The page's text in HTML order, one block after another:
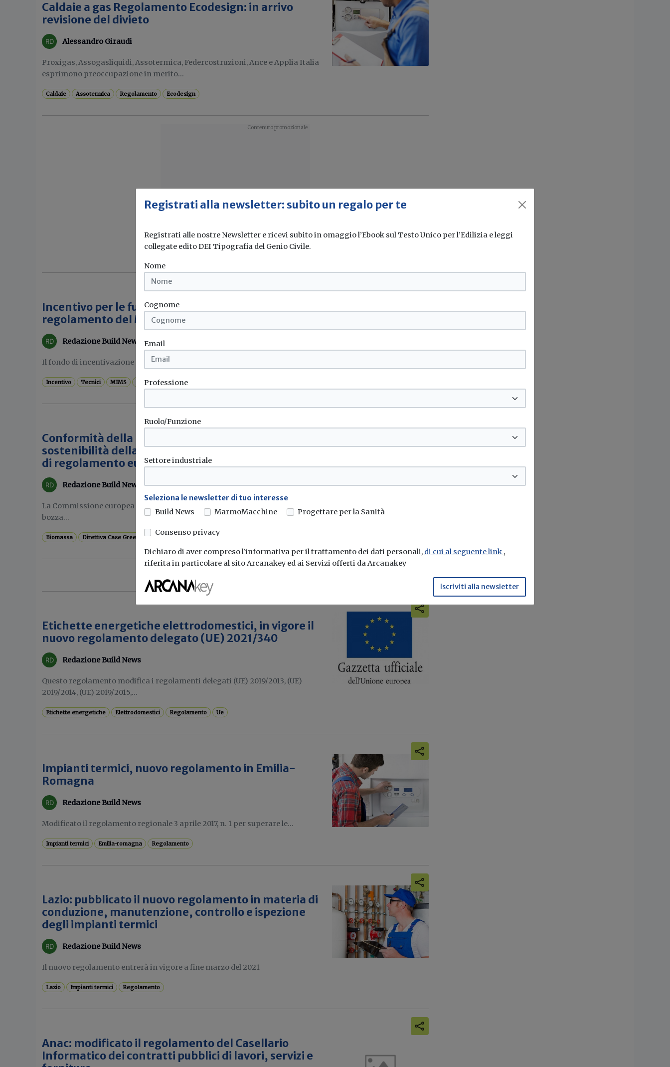
Caldaie a gas Regolamento Ecodesign: in arrivo
revisione del divieto
Alessandro Giraudi
Proxigas, Assogasliquidi, Assotermica, Federcostruzioni, Ance e Applia Italia
esprimono preoccupazione in merito...
Caldaie Assotermica Regolamento Ecodesign
Incentivo per le funzioni tecniche, in Gazzetta il
regolamento del MIMS
Redazione Build News
Il fondo di incentivazione per le funzioni tecniche è costituito da una...
Incentivo Tecnici MIMS Regolamento ...
Conformità della biomassa forestale ai criteri di
sostenibilità della direttiva 2018/2001/UE: la bozza
di regolamento europeo
Redazione Build News
La Commissione europea ha sottoposto al parere delle parti interessate la
bozza...
Biomassa Direttiva Case Green Commissione europea
Etichette energetiche elettrodomestici, in vigore il
nuovo regolamento delegato (UE) 2021/340
Redazione Build News
Questo regolamento modifica i regolamenti delegati (UE) 2019/2013, (UE)
2019/2014, (UE) 2019/2015,...
Etichette energetiche Elettrodomestici Regolamento Ue
Impianti termici, nuovo regolamento in Emilia-
Romagna
Redazione Build News
Modificato il regolamento regionale 3 aprile 2017, n. 1 per superare le...
Impianti termici Emilia-romagna Regolamento
Lazio: pubblicato il nuovo regolamento in materia di
conduzione, manutenzione, controllo e ispezione
degli impianti termici
Redazione Build News
Il nuovo regolamento entrerà in vigore a fine marzo del 2021
Lazio Impianti termici Regolamento
Anac: modificato il regolamento del Casellario
Informatico dei contratti pubblici di lavori, servizi e
Registrati alla newsletter: subito un regalo per te
Registrati alle nostre Newsletter e ricevi subito in omaggio l’Ebook sul Testo Unico per l’Edilizia e leggi
collegate edito DEI Tipografia del Genio Civile.
Nome
Cognome
Email
Professione
Ruolo/Funzione
Settore industriale
Seleziona le newsletter di tuo interesse
Build News
MarmoMacchine Progettare per la Sanità
Consenso privacy
Dichiaro di aver compreso l'informativa per il trattamento dei dati personali, di cui al seguente link ,
riferita in particolare al sito Arcanakey ed ai Servizi offerti da Arcanakey
Iscriviti alla newsletter